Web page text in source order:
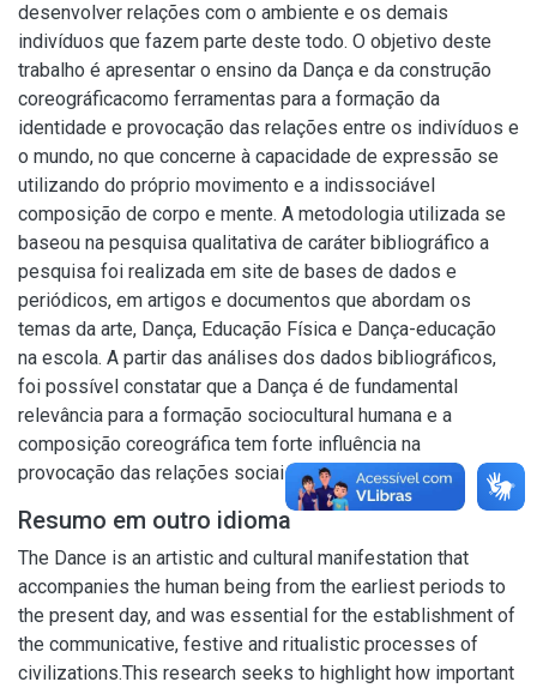
desenvolver relações com o ambiente e os demais
indivíduos que fazem parte deste todo. O objetivo deste
trabalho é apresentar o ensino da Dança e da construção
coreográficacomo ferramentas para a formação da
identidade e provocação das relações entre os indivíduos e
o mundo, no que concerne à capacidade de expressão se
utilizando do próprio movimento e a indissociável
composição de corpo e mente. A metodologia utilizada se
baseou na pesquisa qualitativa de caráter bibliográfico a
pesquisa foi realizada em site de bases de dados e
periódicos, em artigos e documentos que abordam os
temas da arte, Dança, Educação Física e Dança-educação
na escola. A partir das análises dos dados bibliográficos,
foi possível constatar que a Dança é de fundamental
relevância para a formação sociocultural humana e a
composição coreográfica tem forte influência na
provocação das relações sociais.
Resumo em outro idioma
The Dance is an artistic and cultural manifestation that
accompanies the human being from the earliest periods to
the present day, and was essential for the establishment of
the communicative, festive and ritualistic processes of
civilizations.This research seeks to highlight how important